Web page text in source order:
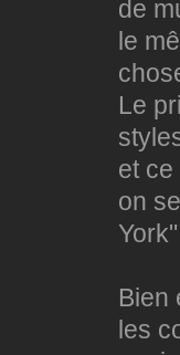
de
le
Le
et
on
Bien
les